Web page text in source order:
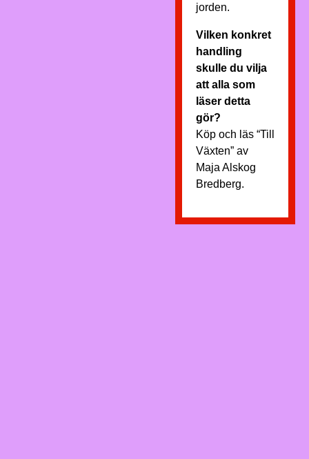
jorden.
Vilken konkret
handling
skulle du vilja
att alla som
läser detta
gör?
Köp och läs “Till
Växten” av
Maja Alskog
Bredberg.